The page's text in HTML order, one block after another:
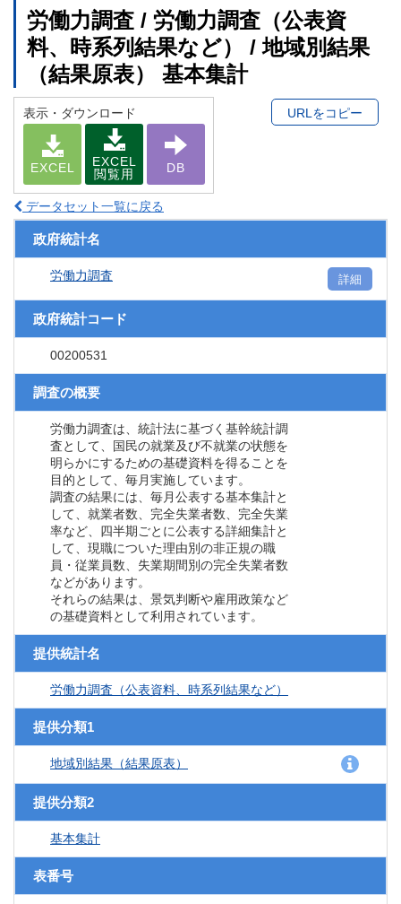
労働力調査 / 労働力調査（公表資
料、時系列結果など） / 地域別結果
（結果原表） 基本集計
表示・ダウンロード
EXCEL
EXCEL
閲覧用
DB
URLをコピー
データセット一覧に戻る
政府統計名
労働力調査 詳細
政府統計コード
00200531
調査の概要
労働力調査は、統計法に基づく基幹統計調
査として、国民の就業及び不就業の状態を
明らかにするための基礎資料を得ることを
目的として、毎月実施しています。
調査の結果には、毎月公表する基本集計と
して、就業者数、完全失業者数、完全失業
率など、四半期ごとに公表する詳細集計と
して、現職についた理由別の非正規の職
員・従業員数、失業期間別の完全失業者数
などがあります。
それらの結果は、景気判断や雇用政策など
の基礎資料として利用されています。
提供統計名
労働力調査（公表資料、時系列結果など）
提供分類1
地域別結果（結果原表）
提供分類2
基本集計
表番号